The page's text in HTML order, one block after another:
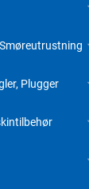
Plugger